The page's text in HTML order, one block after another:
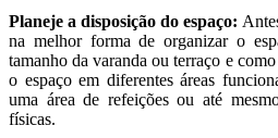
Planeje a disposição do espaço:
na melhor forma de organizar o
tamanho da varanda ou terraço e
o espaço em diferentes áreas
uma área de refeições ou até
físicas.